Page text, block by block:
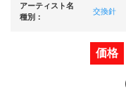
アーティスト名
種別：
交換針
価格